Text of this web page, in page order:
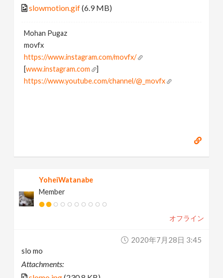
slowmotion.gif(6.9 MB)
Mohan Pugaz
movfx
https://www.instagram.com/movfx/
[www.instagram.com
]
https://www.youtube.com/channel/@_movfx
YoheiWatanabe
Member
オフライン
2020年7月28日 3:45
slo mo
Attachments: